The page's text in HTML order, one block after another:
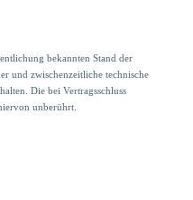
bekannten Stand der
und zwischenzeitliche technische
Die bei Vertragsschluss
unberührt.